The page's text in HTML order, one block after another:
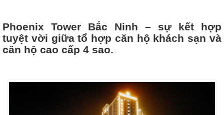
Phoenix Tower Bắc Ninh – sự kết hợp
tuyệt vời giữa tổ hợp căn hộ khách sạn và
căn hộ cao cấp 4 sao.